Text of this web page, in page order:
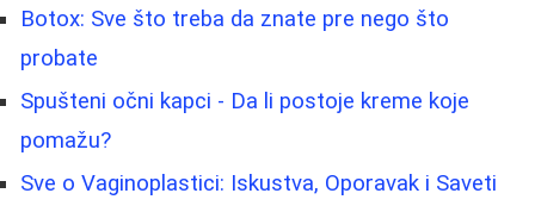
Botox: Sve što treba da znate pre nego što
probate
Spušteni očni kapci - Da li postoje kreme koje
pomažu?
Sve o Vaginoplastici: Iskustva, Oporavak i Saveti